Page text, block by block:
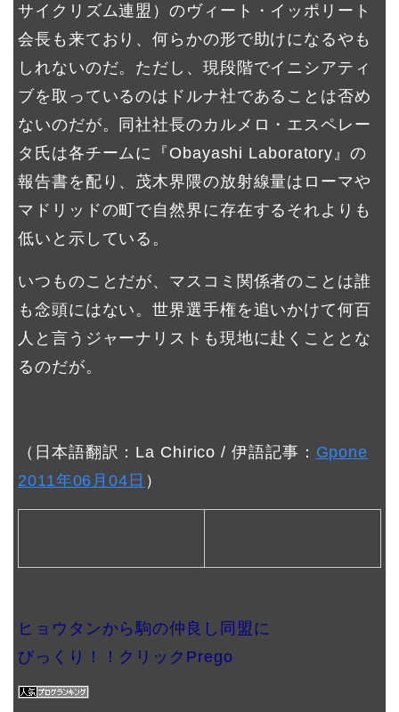
サイクリズム連盟）のヴィート・イッポリート
会長も来ており、何らかの形で助けになるやも
しれないのだ。ただし、現段階でイニシアティ
ブを取っているのはドルナ社であることは否め
ないのだが。同社社長のカルメロ・エスペレー
タ氏は各チームに『Obayashi Laboratory』の
報告書を配り、茂木界隈の放射線量はローマや
マドリッドの町で自然界に存在するそれよりも
低いと示している。
いつものことだが、マスコミ関係者のことは誰
も念頭にはない。世界選手権を追いかけて何百
人と言うジャーナリストも現地に赴くこととな
るのだが。
（日本語翻訳：La Chirico / 伊語記事： Gpone
2011年06月04日 ）
ヒョウタンから駒の仲良し同盟に
びっくり！！クリックPrego